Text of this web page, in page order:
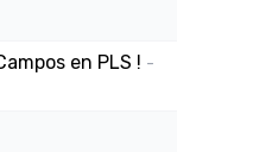
en PLS ! -